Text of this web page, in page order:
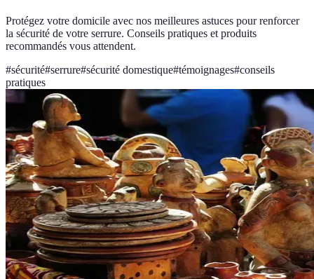
Protégez votre domicile avec nos meilleures astuces pour renforcer
la sécurité de votre serrure. Conseils pratiques et produits
recommandés vous attendent.
#sécurité#serrure#sécurité domestique#témoignages#conseils
pratiques